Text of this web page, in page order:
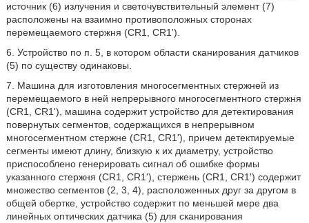
источник (6) излучения и светочувствительный элемент (7)
расположены на взаимно противоположных сторонах
перемещаемого стержня (CR1, CR1').
6. Устройство по п. 5, в котором области сканирования датчиков
(5) по существу одинаковы.
7. Машина для изготовления многосегментных стержней из
перемещаемого в ней непрерывного многосегментного стержня
(CR1, CR1'), машина содержит устройство для детектирования
повернутых сегментов, содержащихся в непрерывном
многосегментном стержне (CR1, CR1'), причем детектируемые
сегменты имеют длину, близкую к их диаметру, устройство
приспособлено генерировать сигнал об ошибке формы
указанного стержня (CR1, CR1'), стержень (CR1, CR1') содержит
множество сегментов (2, 3, 4), расположенных друг за другом в
общей обертке, устройство содержит по меньшей мере два
линейных оптических датчика (5) для сканирования